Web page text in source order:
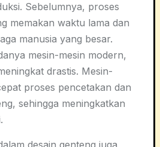
Sebelumnya, proses
memakan waktu lama dan
manusia yang besar.
mesin-mesin modern,
drastis. Mesin-
proses pencetakan dan
sehingga meningkatkan
desain genteng juga